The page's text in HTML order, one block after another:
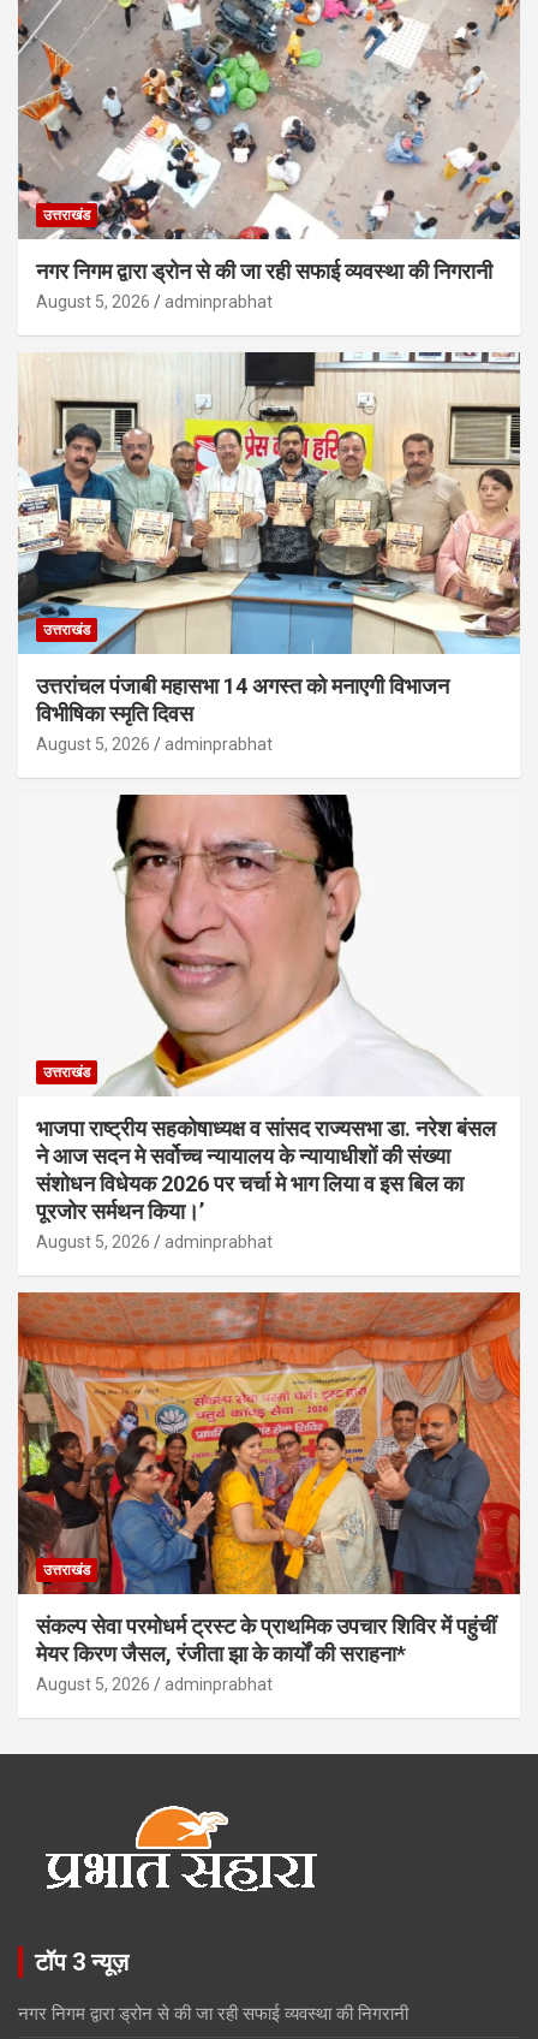
उत्तराखंड
नगर निगम द्वारा ड्रोन से की जा रही सफाई व्यवस्था की निगरानी
August 5, 2026 adminprabhat
उत्तराखंड
उत्तरांचल पंजाबी महासभा 14 अगस्त को मनाएगी विभाजन
विभीषिका स्मृति दिवस
August 5, 2026 adminprabhat
उत्तराखंड
भाजपा राष्ट्रीय सहकोषाध्यक्ष व सांसद राज्यसभा डा. नरेश बंसल
ने आज सदन मे सर्वोच्च न्यायालय के न्यायाधीशों की संख्या
संशोधन विधेयक 2026 पर चर्चा मे भाग लिया व इस बिल का
पूरजोर सर्मथन किया।’
August 5, 2026 adminprabhat
उत्तराखंड
संकल्प सेवा परमोधर्म ट्रस्ट के प्राथमिक उपचार शिविर में पहुंचीं
मेयर किरण जैसल, रंजीता झा के कार्यों की सराहना*
August 5, 2026 adminprabhat
टॉप 3 न्यूज़
नगर निगम द्वारा ड्रोन से की जा रही सफाई व्यवस्था की निगरानी